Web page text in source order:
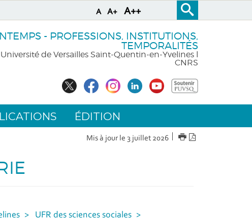
A A+ A++
- PROFESSIONS, INSTITUTIONS,
TEMPORALITÉS
de Versailles Saint-Quentin-en-Yvelines l
CNRS
ÉDITION
Mis à jour le 3 juillet 2026 IMPRIMER
UFR des sciences sociales